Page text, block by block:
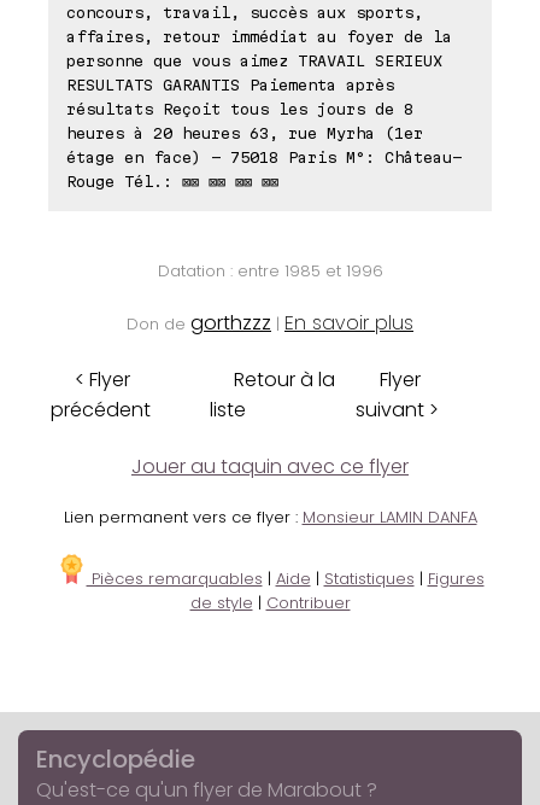
concours, travail, succès aux sports,
affaires, retour immédiat au foyer de la
personne que vous aimez TRAVAIL SERIEUX
RESULTATS GARANTIS Paiementa après
résultats Reçoit tous les jours de 8
heures à 20 heures 63, rue Myrha (1er
étage en face) - 75018 Paris M°: Château-
Rouge Tél.: ⊠⊠ ⊠⊠ ⊠⊠ ⊠⊠
Datation : entre 1985 et 1996
Don de gorthzzz | En savoir plus
< Flyer
précédent
Retour à la
liste
Flyer
suivant >
Jouer au taquin avec ce flyer
Lien permanent vers ce flyer : Monsieur LAMIN DANFA
Pièces remarquables | Aide | Statistiques | Figures
de style | Contribuer
Encyclopédie
Qu'est-ce qu'un flyer de Marabout ?